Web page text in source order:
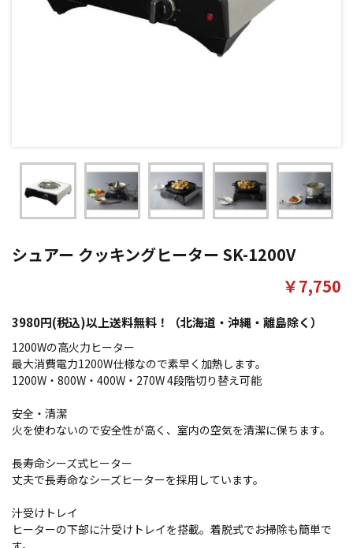
シュアー クッキングヒーター SK-1200V
3980円(税込)以上送料無料！（北海道・沖縄・離島除く）
￥7,750
1200Wの高火力ヒーター
最大消費電力1200W仕様なので素早く加熱します。
1200W・800W・400W・270W 4段階切り替え可能
安全・清潔
火を使わないので安全性が高く、室内の空気を清潔に保ちます。
長寿命シーズ式ヒーター
丈夫で長寿命なシーズヒーターを採用しています。
汁受けトレイ
ヒーターの下部に汁受けトレイを搭載。着脱式でお掃除も簡単で